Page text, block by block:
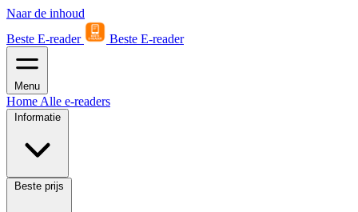
Naar de inhoud
Beste E-reader
Beste E-reader
Menu
Home Alle e-readers
Informatie
Beste prijs